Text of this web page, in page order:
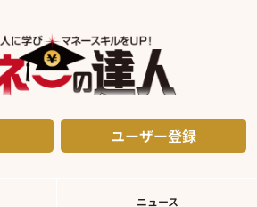
ユーザー登録
ニュース